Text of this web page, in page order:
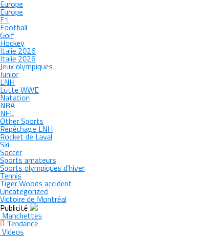
Europe
Europe
F1
Football
Golf
Hockey
Italie 2026
Italie 2026
Jeux olympiques
Junior
LNH
Lutte WWE
Natation
NBA
NFL
Other Sports
Repêchage LNH
Rocket de Laval
Ski
Soccer
Sports amateurs
Sports olympiques d'hiver
Tennis
Tiger Woods accident
Uncategorized
Victoire de Montréal
Publicité
Manchettes
Tendance
Videos